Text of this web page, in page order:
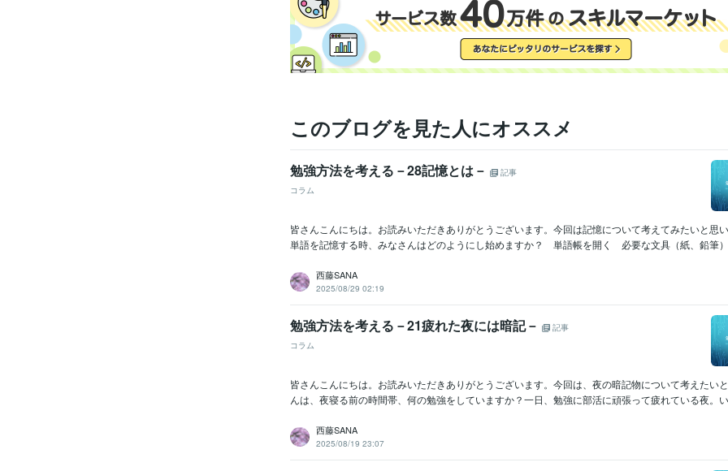
このブログを見た人にオススメ
勉強方法を考える－28記憶とは－
記事
コラム
皆さんこんにちは。お読みいただきありがとうございます。今回は記憶について考えてみたいと思
単語を記憶する時、みなさんはどのようにし始めますか？ 単語帳を開く 必要な文具（紙、鉛筆
西藤SANA
2025/08/29 02:19
勉強方法を考える－21疲れた夜には暗記－
記事
コラム
皆さんこんにちは。お読みいただきありがとうございます。今回は、夜の暗記物について考えたい
んは、夜寝る前の時間帯、何の勉強をしていますか？一日、勉強に部活に頑張って疲れている夜。
西藤SANA
2025/08/19 23:07